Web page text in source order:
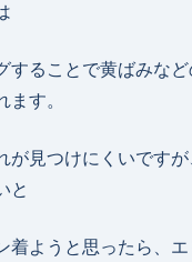
することで黄ばみな
す。
が見つけにくいです
と
着ようと思ったら、